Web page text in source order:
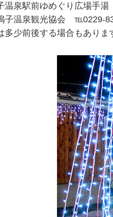
温泉駅前ゆめぐり広場手
子温泉観光協会 ℡0229-
多少前後する場合もありま